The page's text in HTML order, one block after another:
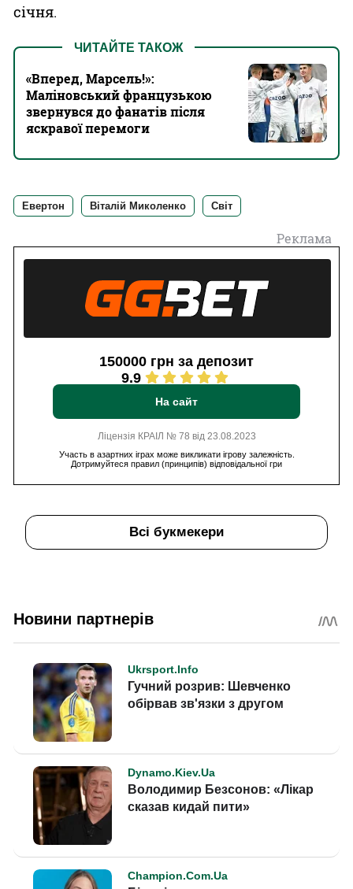
січня.
ЧИТАЙТЕ ТАКОЖ
«Вперед, Марсель!»:
Маліновський французькою
звернувся до фанатів після
яскравої перемоги
Евертон Віталій Миколенко Світ
Реклама
150000 грн за депозит
9.9
На сайт
Ліцензія КРАІЛ № 78 від 23.08.2023
Участь в азартних іграх може викликати ігрову залежність.
Дотримуйтеся правил (принципів) відповідальної гри
Всі букмекери